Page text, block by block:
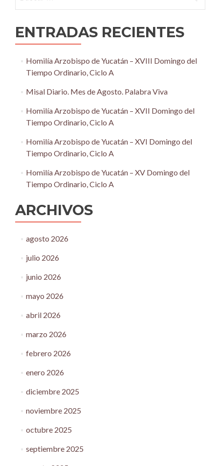
ENTRADAS RECIENTES
Homilía Arzobispo de Yucatán – XVIII Domingo del
Tiempo Ordinario, Ciclo A
Misal Diario. Mes de Agosto. Palabra Viva
Homilía Arzobispo de Yucatán – XVII Domingo del
Tiempo Ordinario, Ciclo A
Homilía Arzobispo de Yucatán – XVI Domingo del
Tiempo Ordinario, Ciclo A
Homilía Arzobispo de Yucatán – XV Domingo del
Tiempo Ordinario, Ciclo A
ARCHIVOS
agosto 2026
julio 2026
junio 2026
mayo 2026
abril 2026
marzo 2026
febrero 2026
enero 2026
diciembre 2025
noviembre 2025
octubre 2025
septiembre 2025